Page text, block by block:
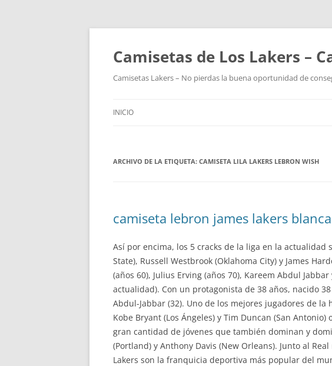
Camisetas de Los Lakers –
Camisetas Lakers – No pierdas la buena oportunidad de
INICIO
ARCHIVO DE LA ETIQUETA: CAMISETA LILA LAKERS LEBRON WISH
camiseta lebron james lakers blanca
Así por encima, los 5 cracks de la liga en la actualidad
State), Russell Westbrook (Oklahoma City) y James
(años 60), Julius Erving (años 70), Kareem Abdul
actualidad). Con un protagonista de 38 años, nacido
Abdul-Jabbar (32). Uno de los mejores jugadores de la
Kobe Bryant (Los Ángeles) y Tim Duncan (San
gran cantidad de jóvenes que también dominan y
(Portland) y Anthony Davis (New Orleans). Junto al
Lakers son la franquicia deportiva más popular del